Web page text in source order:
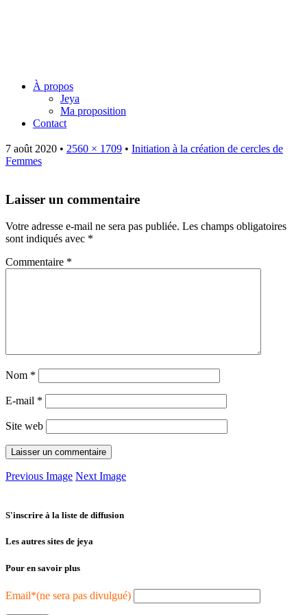
Menu
Skip
À propos
Jeya
Ma proposition
Contact
7 août 2020 • 2560 × 1709 • Initiation à la création de cercles de
Femmes
Laisser un commentaire
Votre adresse e-mail ne sera pas publiée. Les champs obligatoires
sont indiqués avec *
Commentaire *
Nom *
E-mail *
Site web
Previous Image Next Image
S'inscrire à la liste de diffusion
Les autres sites de jeya
Pour en savoir plus
Email*(ne sera pas divulgué)